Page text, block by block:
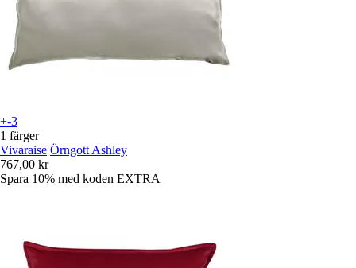
+-3
1 färger
Vivaraise Örngott Ashley
767,00 kr
Spara 10% med koden EXTRA